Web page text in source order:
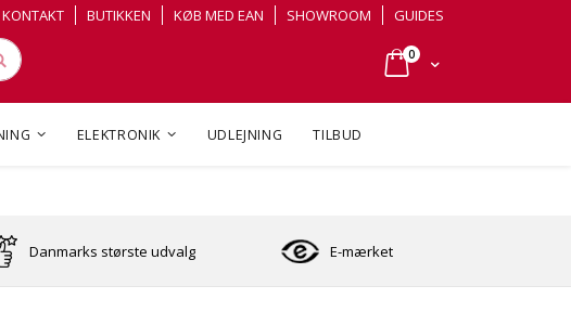
Cart
0varer
KONTAKT BUTIKKEN KØB MED EAN SHOWROOM GUIDES
ELEKTRONIK UDLEJNING TILBUD
Danmarks største udvalg E-mærket